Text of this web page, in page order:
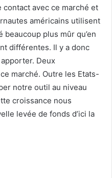
avec ce marché et
américains utilisent
beaucoup plus mûr qu’en
différentes. Il y a donc
Deux
marché. Outre les Etats-
notre outil au niveau
croissance nous
levée de fonds d’ici la